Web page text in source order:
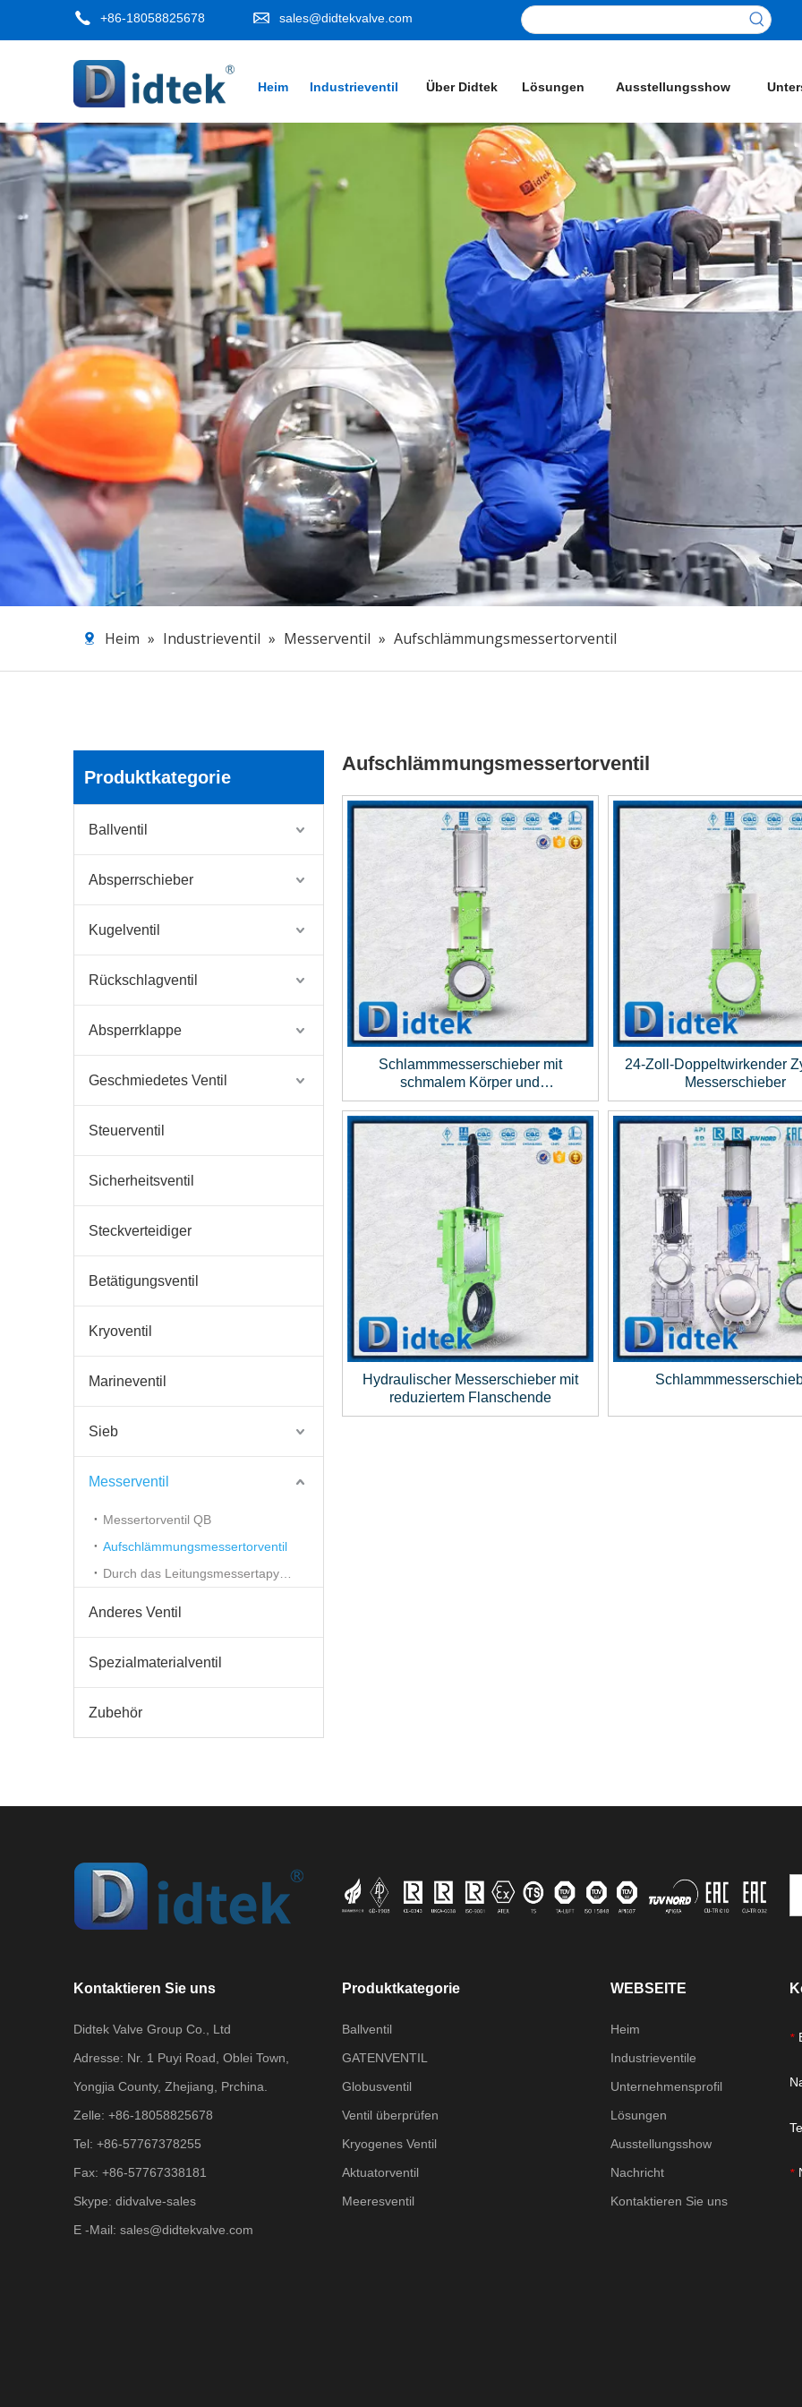
+86-18058825678 sales@didtekvalve.com
Heim Industrieventil Über Didtek Lösungen Ausstellungsshow
Heim » Industrieventil » Messerventil » Aufschlämmungsmessertorventil
Produktkategorie
Ballventil
Absperrschieber
Kugelventil
Rückschlagventil
Absperrklappe
Geschmiedetes Ventil
Steuerventil
Sicherheitsventil
Steckverteidiger
Betätigungsventil
Kryoventil
Marineventil
Sieb
Messerventil
Messertorventil QB
Aufschlämmungsmessertorventil
Anderes Ventil
Spezialmaterialventil
Zubehör
Aufschlämmungsmessertorventil
Schlammmesserschieber mit
schmalem Körper und
doppeltwirkendem Zylinder
24-Zoll-Doppeltwirkender
Messerschieber
Hydraulischer Messerschieber mit
reduziertem Flanschende
Kontaktieren Sie uns
Didtek Valve Group Co., Ltd
Adresse: Nr. 1 Puyi Road, Oblei Town,
Yongjia County, Zhejiang, Prchina.
Zelle: +86-18058825678
Tel: +86-57767378255
Fax: +86-57767338181
Skype: didvalve-sales
E -Mail: sales@didtekvalve.com
Produktkategorie
Ballventil
GATENVENTIL
Globusventil
Ventil überprüfen
Kryogenes Ventil
Aktuatorventil
Meeresventil
WEBSEITE
Heim
Industrieventile
Unternehmensprofil
Lösungen
Ausstellungsshow
Nachricht
Kontaktieren Sie uns
*
*